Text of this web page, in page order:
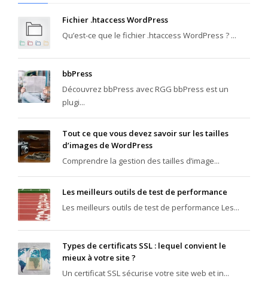
Fichier .htaccess WordPress
Qu’est-ce que le fichier .htaccess WordPress ? ...
bbPress
Découvrez bbPress avec RGG bbPress est un
plugi...
Tout ce que vous devez savoir sur les tailles
d’images de WordPress
Comprendre la gestion des tailles d’image...
Les meilleurs outils de test de performance
Les meilleurs outils de test de performance Les...
Types de certificats SSL : lequel convient le
mieux à votre site ?
Un certificat SSL sécurise votre site web et in...